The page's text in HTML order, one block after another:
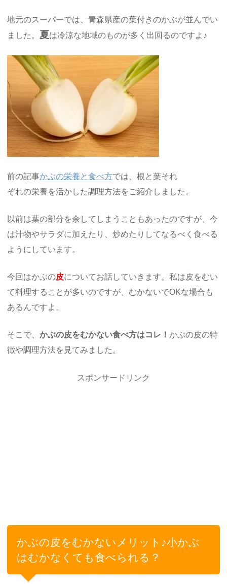
地元のスーパーでは、青森県産の葉付きのかぶが並んでい
ました。 夏は冷涼な地域のものが多く出回るのですよ♪
前の記事かぶの栄養と食べ方では、根と葉それ
ぞれの栄養を活かした調理方法をご紹介しました。
以前は葉の部分を余してしまうこともあったのですが、今
は汁物やサラダに加えたり、炒めたりしてなるべく食べる
ようにしています。
今回はかぶの皮についてお話していきます。私は皮をむい
て料理することが多いのですが、むかないでOKな場合も
あるんですよ。
そこで、かぶの皮をむかない食べ方はコレ！かぶの皮の特
徴や調理方法を見てみました。
スポンサードリンク
かぶの皮をむかないメリット♪小かぶ
はむかなくても食べられる？